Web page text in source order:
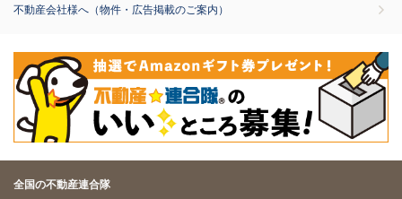
不動産会社様へ（物件・広告掲載のご案内）
全国の不動産連合隊